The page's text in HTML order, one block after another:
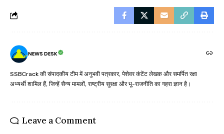
NEWS DESK
SSBCrack की संपादकीय टीम में अनुभवी पत्रकार, पेशेवर कंटेंट लेखक और समर्पित रक्षा
अभ्यर्थी शामिल हैं, जिन्हें सैन्य मामलों, राष्ट्रीय सुरक्षा और भू-राजनीति का गहरा ज्ञान है।
Leave a Comment